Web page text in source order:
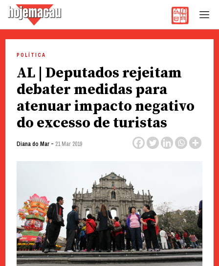
content
POLÍTICA
AL | Deputados rejeitam
debater medidas para
atenuar impacto negativo
do excesso de turistas
Diana do Mar- 21 Mar 2019